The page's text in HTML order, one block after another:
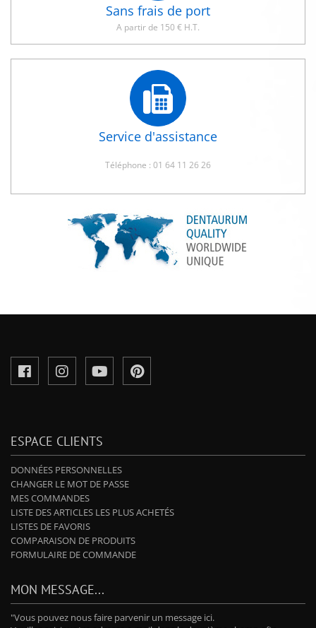
Sans frais de port
A partir de 150 € H.T.
Service d'assistance
Téléphone : 01 64 11 26 26
ESPACE CLIENTS
DONNÉES PERSONNELLES
CHANGER LE MOT DE PASSE
MES COMMANDES
LISTE DES ARTICLES LES PLUS ACHETÉS
LISTES DE FAVORIS
COMPARAISON DE PRODUITS
FORMULAIRE DE COMMANDE
MON MESSAGE...
"Vous pouvez nous faire parvenir un message ici.